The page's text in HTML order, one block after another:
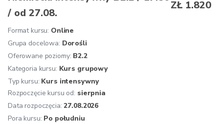
poszerzanie słownictwa o synonimy,
dobre rozumienie filmów i audycji radiowych,
pisanie oficjalnych listów,
rozumienie dłuższych tekstów fachowych i dzielenie się
informacjami na temat przeczytanego tekstu.
Zalecana kontynuacja: Niemiecki B2.2. Mogą Państwo
też przystąpić do egzaminu ÖSD B2.
Oferujemy: osobistą konsultację przed rozpoczęciem
kursu, zakwalifikowanie na odpowiedni poziom, jednolity
/ od 27.08.
ZŁ 1.820
Format kursu: Online
Grupa docelowa: Dorośli
Oferowane poziomy: B2.2
Kategoria kursu: Kurs grupowy
Typ kursu: Kurs intensywny
Rozpoczęcie kursu od: sierpnia
Data rozpoczęcia:27.08.2026
Pora kursu: Po południu